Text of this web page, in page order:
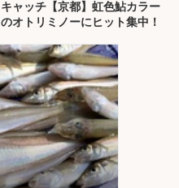
キャッチ【京都】虹色鮎カラー
のオトリミノーにヒット集中！